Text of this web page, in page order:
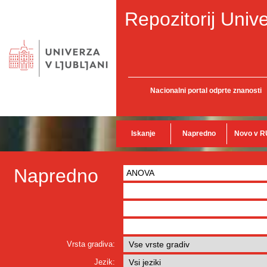
Repozitorij
Nacionalni portal odprte znanosti
Iskanje Napredno Novo v
Napredno
Vrsta gradiva:
Jezik: